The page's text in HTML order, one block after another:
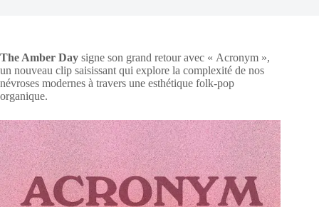
The Amber Day signe son grand retour avec « Acronym »,
un nouveau clip saisissant qui explore la complexité de nos
névroses modernes à travers une esthétique folk-pop
organique.